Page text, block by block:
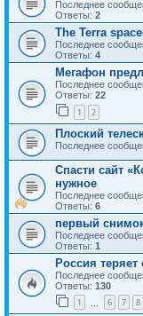
Последнее
Ответы: 2
The Terra
Последнее
Ответы: 4
Мегафон
Последнее
Ответы: 22
1 2
Плоский
Последнее
Спасти сайт
нужное
Последнее
Ответы: 6
первый
Последнее
Ответы: 1
Россия теряет
Последнее
Ответы: 130
1 6 7 8